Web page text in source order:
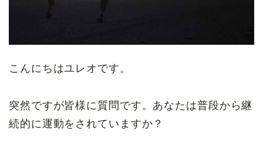
こんにちはユレオです。
突然ですが皆様に質問です。あなたは普段から継
続的に運動をされていますか？